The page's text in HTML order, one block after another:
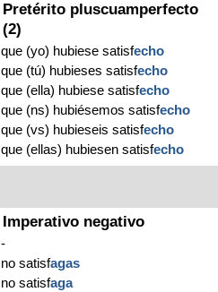
Pretérito pluscuamperfecto
(2)
que (yo) hubiese satisfecho
que (tú) hubieses satisfecho
que (ella) hubiese satisfecho
que (ns) hubiésemos satisfecho
que (vs) hubieseis satisfecho
que (ellas) hubiesen satisfecho
Imperativo negativo
-
no satisfagas
no satisfaga